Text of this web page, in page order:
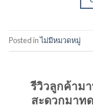
Posted inไม่มีหมวดหมู่
รีวิวลูกค้าม
สะดวกมาท